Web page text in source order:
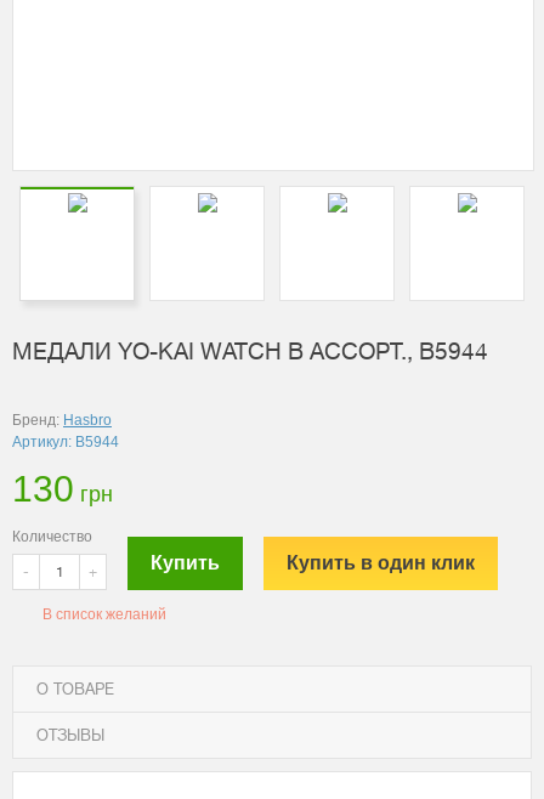
МЕДАЛИ YO-KAI WATCH В АССОРТ., B5944
Бренд: Hasbro
Артикул: B5944
130 грн
Количество
- + Купить Купить в один клик
В список желаний
О ТОВАРЕ
ОТЗЫВЫ